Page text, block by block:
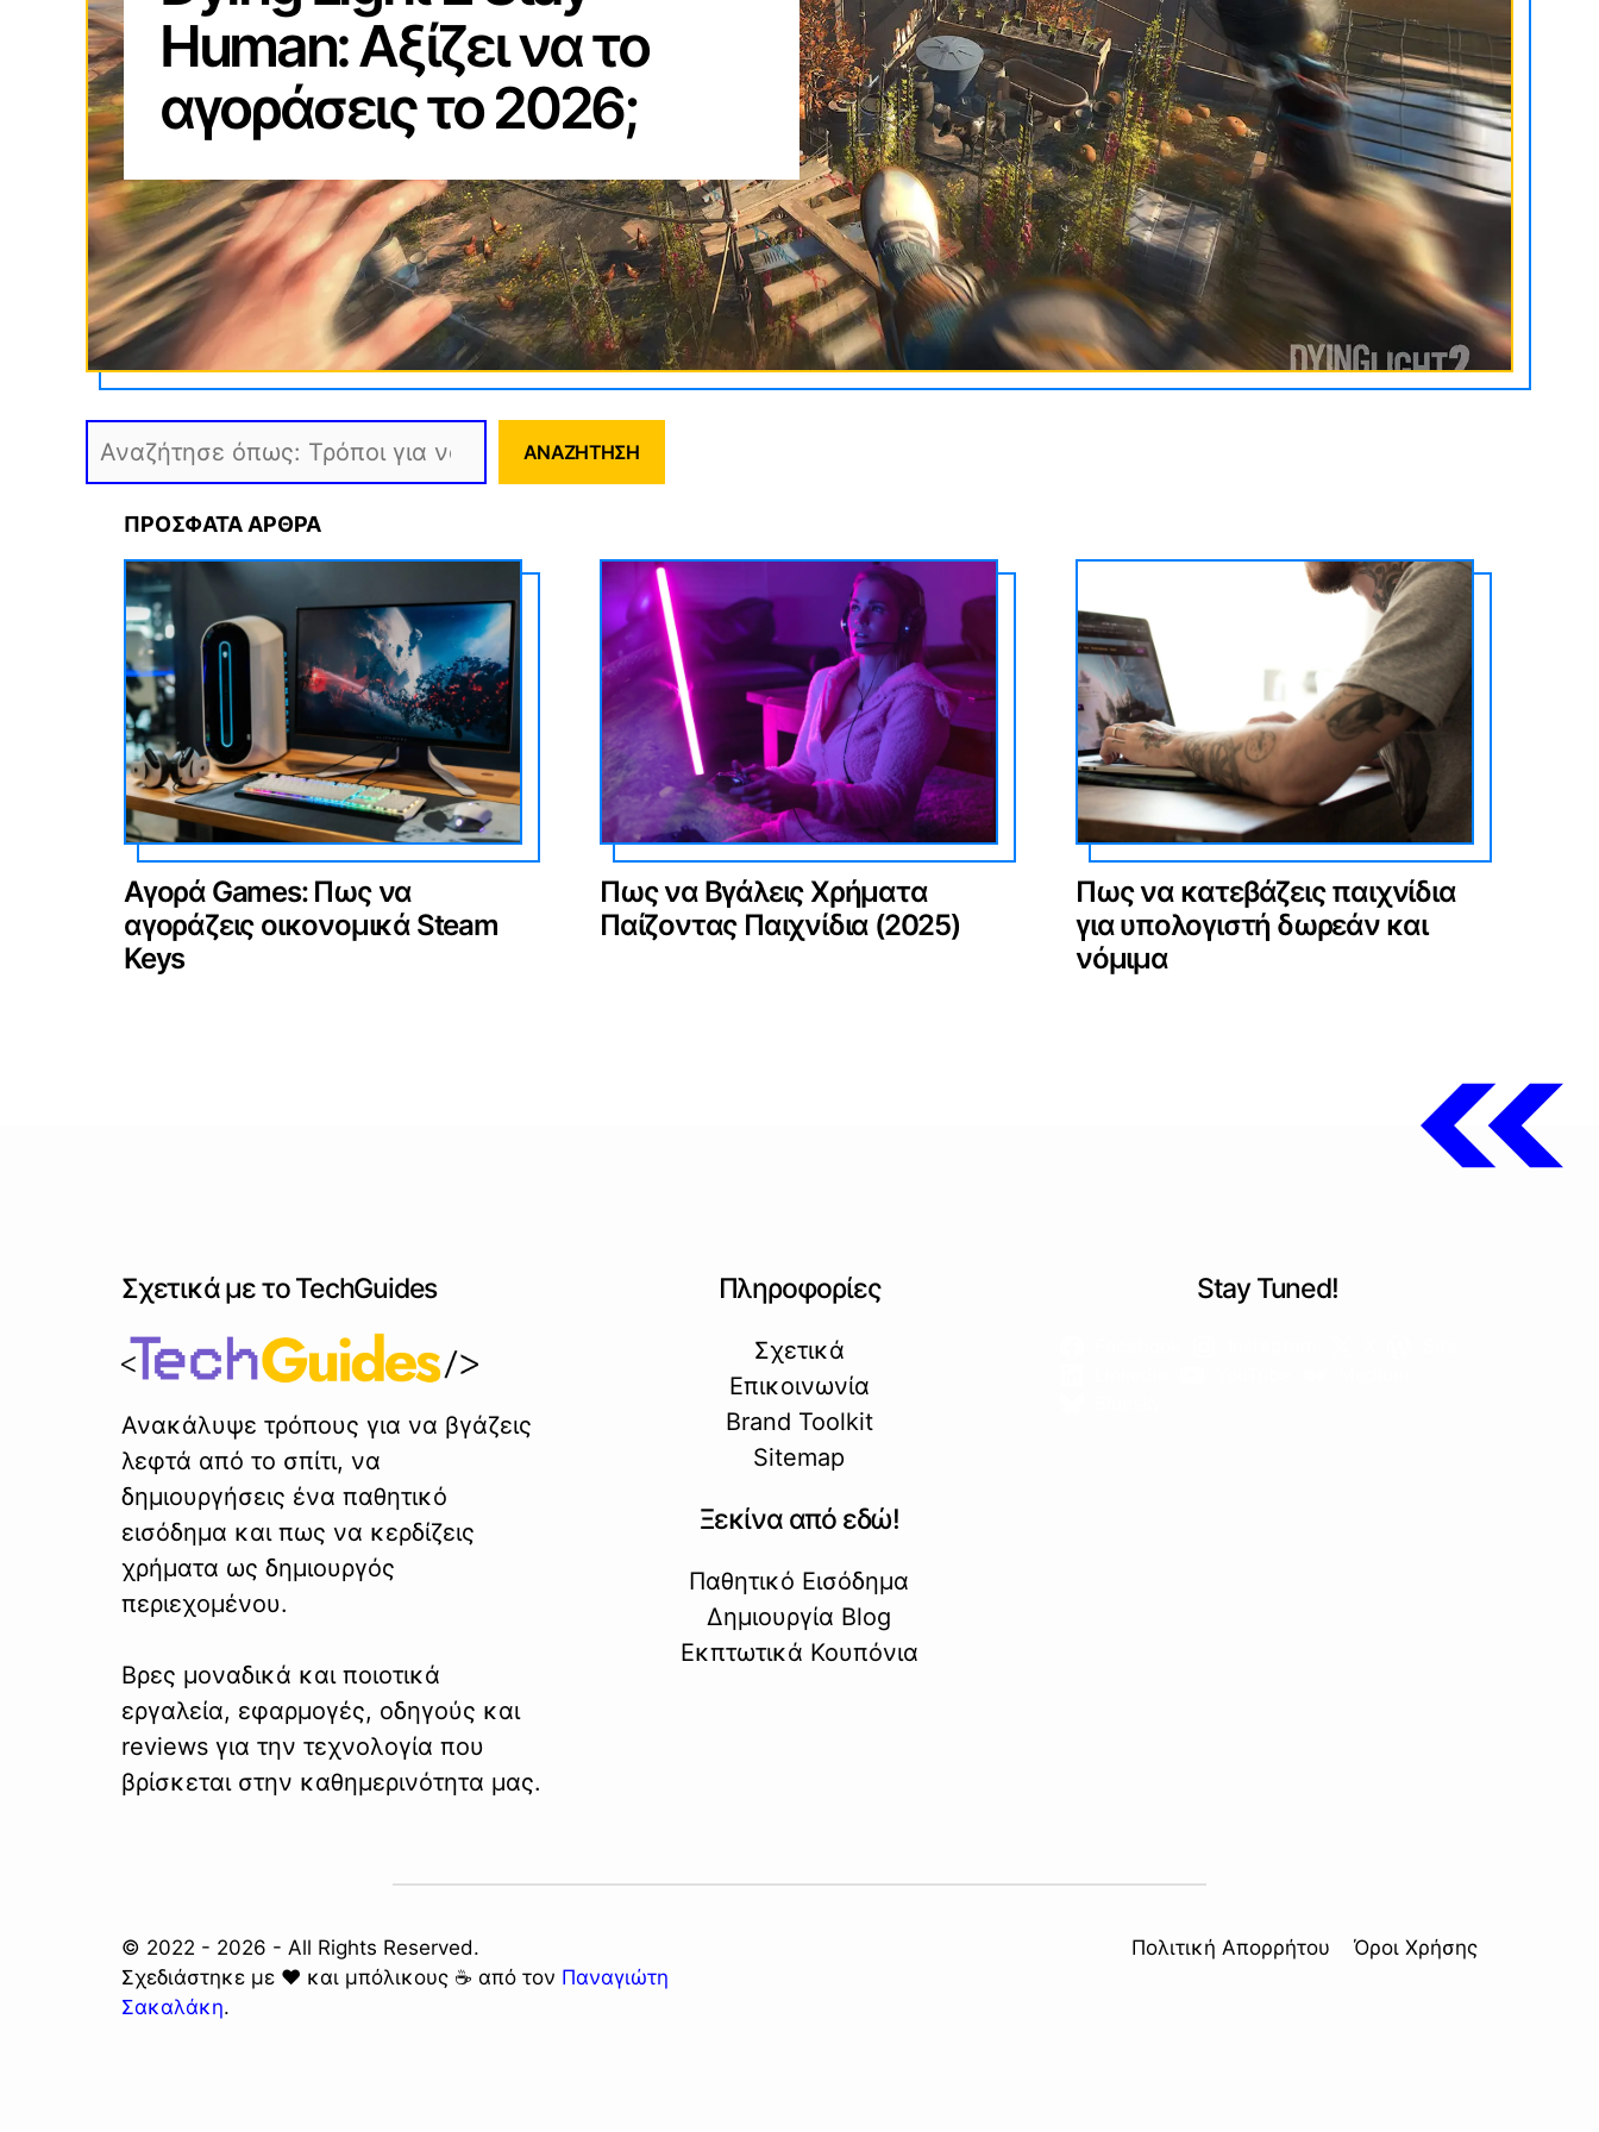
Human: Αξίζει να το
αγοράσεις το 2026;
Αναζήτηση
ΑΝΑΖΉΤΗΣΗ
ΠΡΟΣΦΑΤΑ ΑΡΘΡΑ
Αγορά Games: Πως να
αγοράζεις οικονομικά Steam
Keys
Πως να Βγάλεις Χρήματα
Παίζοντας Παιχνίδια (2025)
Πως να κατεβάζεις παιχνίδια
για υπολογιστή δωρεάν και
νόμιμα
Σχετικά με το TechGuides
Ανακάλυψε τρόπους για να βγάζεις
λεφτά από το σπίτι, να
δημιουργήσεις ένα παθητικό
εισόδημα και πως να κερδίζεις
χρήματα ως δημιουργός
περιεχομένου.
Βρες μοναδικά και ποιοτικά
εργαλεία, εφαρμογές, οδηγούς και
reviews για την τεχνολογία που
βρίσκεται στην καθημερινότητα μας.
Πληροφορίες
Σχετικά
Επικοινωνία
Brand Toolkit
Sitemap
Ξεκίνα από εδώ!
Παθητικό Εισόδημα
Δημιουργία Blog
Εκπτωτικά Κουπόνια
Stay Tuned!
© 2022 - 2026 - All Rights Reserved.
Σχεδιάστηκε με ❤️ και μπόλικους ☕ από τον Παναγιώτη
Σακαλάκη.
Πολιτική Απορρήτου Όροι Χρήσης